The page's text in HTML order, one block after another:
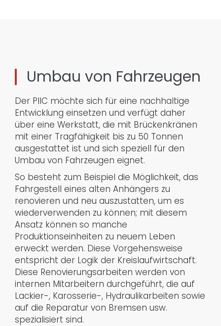
Umbau von Fahrzeugen
Der PIIC möchte sich für eine nachhaltige
Entwicklung einsetzen und verfügt daher
über eine Werkstatt, die mit Brückenkränen
mit einer Tragfähigkeit bis zu 50 Tonnen
ausgestattet ist und sich speziell für den
Umbau von Fahrzeugen eignet.
So besteht zum Beispiel die Möglichkeit, das
Fahrgestell eines alten Anhängers zu
renovieren und neu auszustatten, um es
wiederverwenden zu können; mit diesem
Ansatz können so manche
Produktionseinheiten zu neuem Leben
erweckt werden. Diese Vorgehensweise
entspricht der Logik der Kreislaufwirtschaft.
Diese Renovierungsarbeiten werden von
internen Mitarbeitern durchgeführt, die auf
Lackier-, Karosserie-, Hydraulikarbeiten sowie
auf die Reparatur von Bremsen usw.
spezialisiert sind.